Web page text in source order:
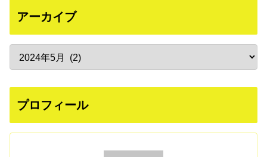
アーカイブ
プロフィール